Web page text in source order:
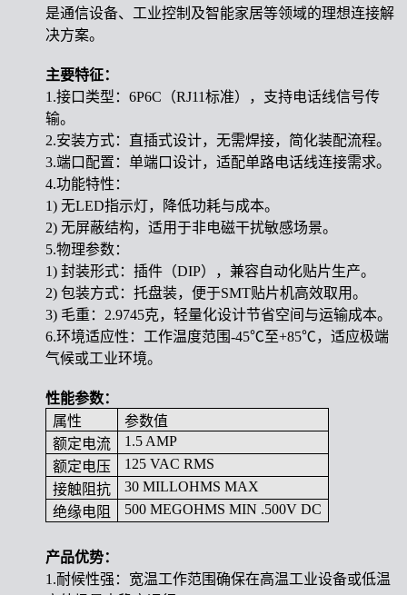
是通信设备、工业控制及智能家居等领域的理想连接解
决方案。
主要特征：
1.接口类型：6P6C（RJ11标准），支持电话线信号传
输。
2.安装方式：直插式设计，无需焊接，简化装配流程。
3.端口配置：单端口设计，适配单路电话线连接需求。
4.功能特性：
1) 无LED指示灯，降低功耗与成本。
2) 无屏蔽结构，适用于非电磁干扰敏感场景。
5.物理参数：
1) 封装形式：插件（DIP），兼容自动化贴片生产。
2) 包装方式：托盘装，便于SMT贴片机高效取用。
3) 毛重：2.9745克，轻量化设计节省空间与运输成本。
6.环境适应性：工作温度范围-45℃至+85℃，适应极端
气候或工业环境。
性能参数：
属性
参数值
额定电流
1.5 AMP
额定电压
125 VAC RMS
接触阻抗
30 MILLOHMS MAX
绝缘电阻
500 MEGOHMS MIN .500V DC
产品优势：
1.耐候性强：宽温工作范围确保在高温工业设备或低温